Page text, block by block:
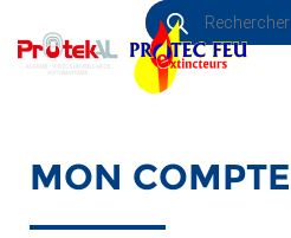
contenu
Recherche
de
produits
MON COMPTE